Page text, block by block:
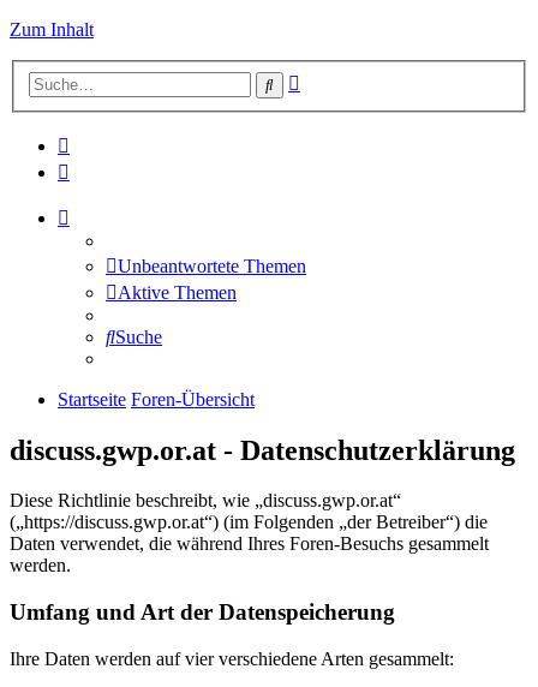
Zum Inhalt
Suche
Unbeantwortete Themen
Aktive Themen
Suche
Startseite Foren-Übersicht
discuss.gwp.or.at - Datenschutzerklärung
Diese Richtlinie beschreibt, wie „discuss.gwp.or.at“
(„https://discuss.gwp.or.at“) (im Folgenden „der Betreiber“) die
Daten verwendet, die während Ihres Foren-Besuchs gesammelt
werden.
Umfang und Art der Datenspeicherung
Ihre Daten werden auf vier verschiedene Arten gesammelt: